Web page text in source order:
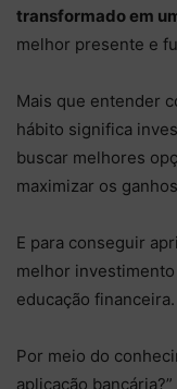
transformado em
melhor presente e
Mais que entender
hábito significa
buscar melhores
maximizar os
E para conseguir
melhor
educação financeira.
Por meio do
aplicação